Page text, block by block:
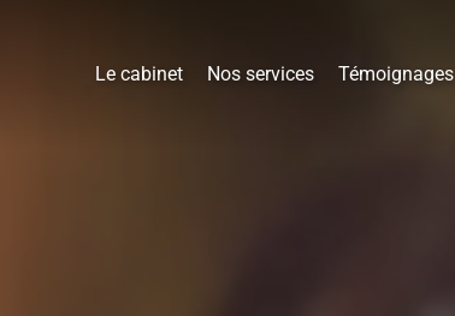
Le cabinet Nos services Témoignages